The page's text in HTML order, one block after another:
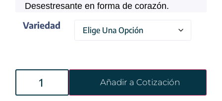
Desestresante en forma de corazón.
Variedad
Añadir a Cotización